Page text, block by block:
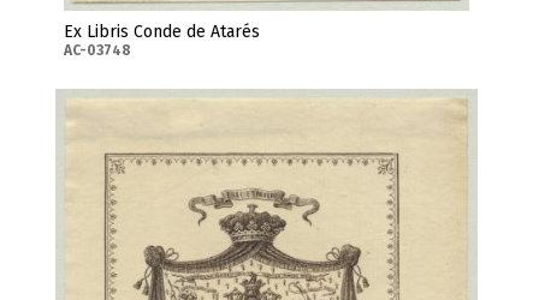
Ex Libris Conde de Atarés
AC-03748